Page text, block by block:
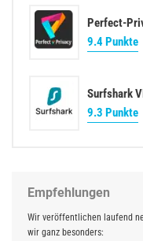
Perfect-
9.4 Punkte
Surfshark
9.3 Punkte
Empfehlungen
Wir veröffentlichen laufend
wir ganz besonders: